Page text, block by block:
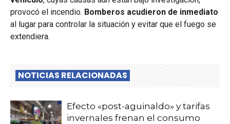
provocó el incendio. Bomberos acudieron de inmediato
al lugar para controlar la situación y evitar que el fuego se
extendiera.
NOTICIAS RELACIONADAS
Efecto «post-aguinaldo» y tarifas
invernales frenan el consumo